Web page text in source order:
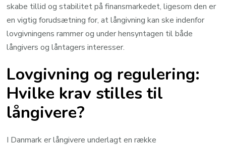
skabe tillid og stabilitet på finansmarkedet, ligesom den er
en vigtig forudsætning for, at långivning kan ske indenfor
lovgivningens rammer og under hensyntagen til både
långivers og låntagers interesser.
Lovgivning og regulering:
Hvilke krav stilles til
långivere?
I Danmark er långivere underlagt en række